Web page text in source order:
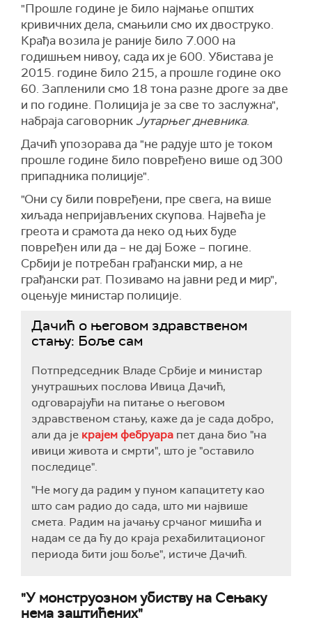
"Прошле године је било најмање општих
кривичних дела, смањили смо их двоструко.
Крађа возила је раније било 7.000 на
годишњем нивоу, сада их је 600. Убистава је
2015. године било 215, а прошле године око
60. Запленили смо 18 тона разне дроге за две
и по године. Полиција је за све то заслужна",
набраја саговорник Јутарњег дневника.
Дачић упозорава да "не радује што је током
прошле године било повређено више од 300
припадника полиције".
"Они су били повређени, пре свега, на више
хиљада непријављених скупова. Највећа је
греота и срамота да неко од њих буде
повређен или да – не дај Боже – погине.
Србији је потребан грађански мир, а не
грађански рат. Позивамо на јавни ред и мир",
оцењује министар полиције.
Дачић о његовом здравственом
стању: Боље сам
Потпредседник ВладеСрбије и министар
унутрашњих послова Ивица Дачић,
одговарајући на питање о његовом
здравственом стању, каже да је сада добро,
али да је крајем фебруара пет дана био "на
ивици живота и смрти", што је "оставило
последице".
"Не могу да радим у пуном капацитету као
што сам радио до сада, што ми највише
смета. Радим на јачању срчаног мишића и
надам се да ћу до краја рехабилитационог
периода бити још боље", истичеДачић.
"У монструозном убиству на Сењаку
нема заштићених"